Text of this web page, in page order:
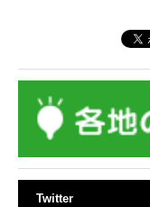
Twitter